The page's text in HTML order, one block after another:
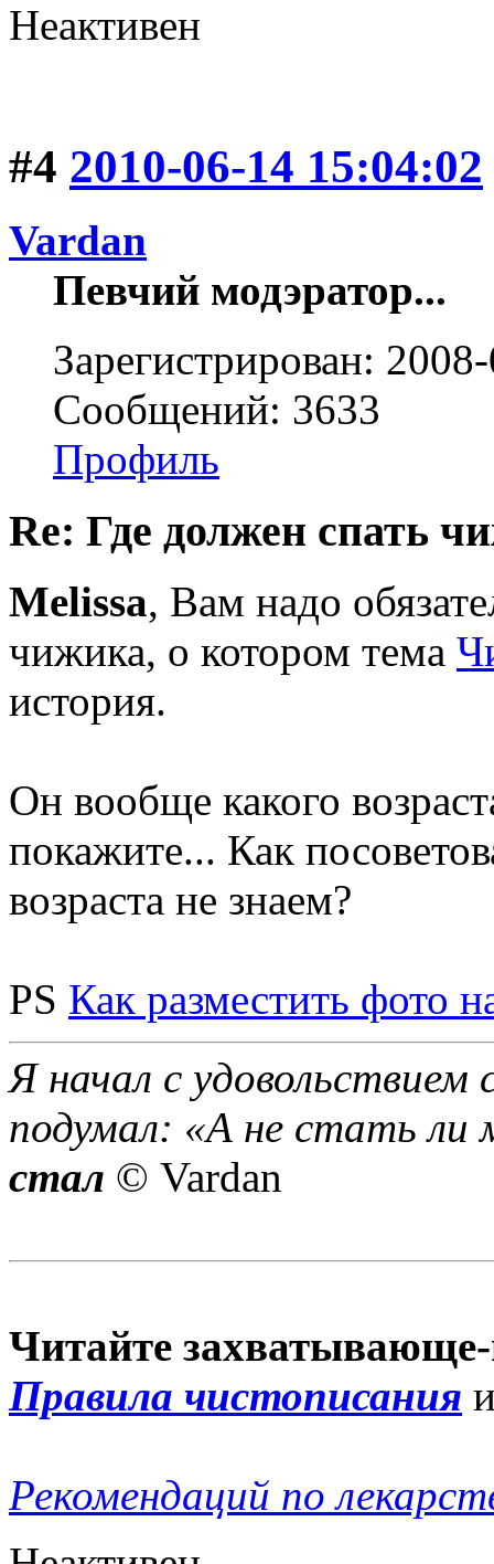
Неактивен
#4 2010-06-14 15:04:02
Vardan
Певчий модэратор...
Зарегистрирован:
Сообщений: 3633
Профиль
Re: Где должен спать
Melissa, Вам надо
чижика, о котором тема
история.
Он вообще какого
покажите... Как
возраста не знаем?
PS Как разместить фото
Я начал с
подумал: «А не стать ли
стал © Vardan
Читайте
Правила чистописания
Рекомендаций по